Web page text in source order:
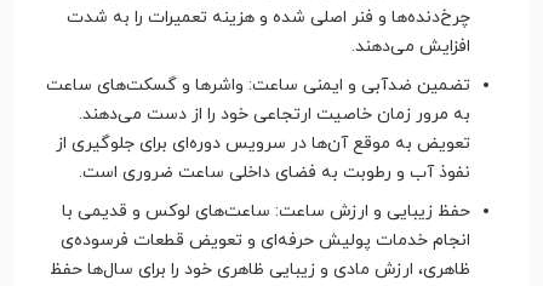
چرخ‌دنده‌ها و فنر اصلی شده و هزینه تعمیرات را به شدت
افزایش می‌دهند.
تضمین ضدآبی و ایمنی ساعت: واشرها و گسکت‌های ساعت
به مرور زمان خاصیت ارتجاعی خود را از دست می‌دهند.
تعویض به موقع آن‌ها در سرویس دوره‌ای برای جلوگیری از
نفوذ آب و رطوبت به فضای داخلی ساعت ضروری است.
حفظ زیبایی و ارزش ساعت: ساعت‌های لوکس و قدیمی با
انجام خدمات پولیش حرفه‌ای و تعویض قطعات فرسوده‌ی
ظاهری، ارزش مادی و زیبایی ظاهری خود را برای سال‌ها حفظ